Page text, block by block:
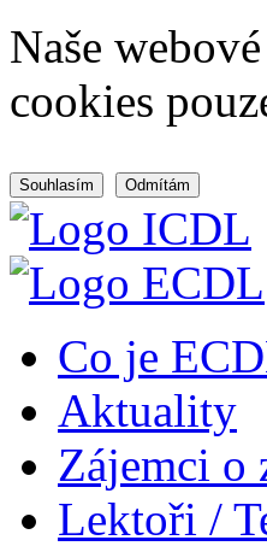
Naše
cookies
Souhlasím Odmítám
Co je
Aktuality
Zájemci o
Lektoři /